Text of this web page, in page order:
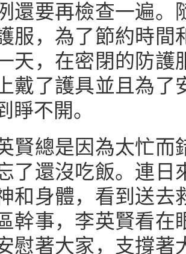
還要再檢查一遍。
服，為了節約時間
天，在密閉的防護
戴了護具並且為
睜不開。
總是因為太忙而
了還沒吃飯。連日
和身體，看到送去
幹事，李英賢看在
慰著大家，支撐著